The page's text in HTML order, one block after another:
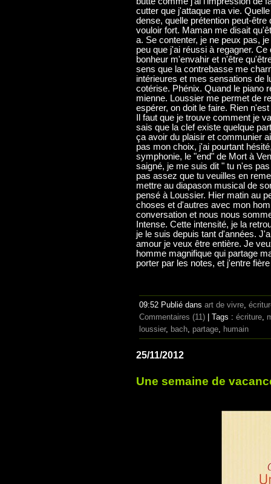
cutter que j'attaque ma vie.
dense, quelle prétention peut-
vouloir fort. Maman me disait
a. Se contenter, je ne peux pas,
peu que j'ai réussi à regagner.
bonheur m'envahir et n'être
sens que la contrebasse me
intérieures et mes sensations de
cotérise. Phénix. Quand le piano
mienne. Loussier me permet de
espérer, on doit le faire. Rien
Il faut que je trouve comment je
sais que la clef existe quelque
ça avoir du plaisir et communier
pas mon choix, j'ai pourtant
symphonie, le "end" de Mort à
saigné, je me suis dit " tu n'es
pas assez que tu veuilles en
mettre au diapason musical de
pensé à Loussier. Hier matin au
choses et d'autres avec mon
conversation et nous nous
Intense. Cette intensité, je la
je le suis depuis tant d'années.
amour je veux être entière. Je
homme magnifique qui partage
porter par les notes, et j'entre
09:52 Publié dans art de vivre,
Commentaires (11) | Tags : écriture,
loussier, bach, partage, humain
25/11/2012
Une semaine de